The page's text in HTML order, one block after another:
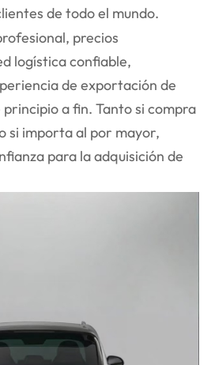
de todo el mundo.
precios
logística confiable,
de exportación de
a fin. Tanto si compra
si importa al por mayor,
para la adquisición de